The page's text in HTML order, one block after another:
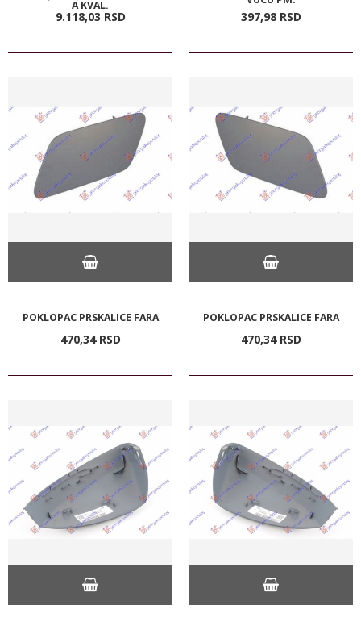
A KVAL.
9.118,03 RSD 397,98 RSD
POKLOPAC PRSKALICE FARA
470,34 RSD
POKLOPAC PRSKALICE FARA
470,34 RSD